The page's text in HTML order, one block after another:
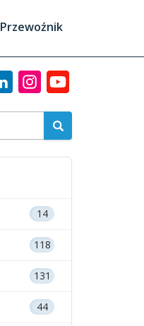
Przewoźnik
14
118
131
44